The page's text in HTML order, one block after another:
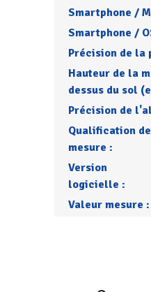
Smartphone /
Smartphone /
Précision de la
Hauteur de la
dessus du sol
Précision de
Qualification
mesure :
Version
logicielle :
Valeur mesure :